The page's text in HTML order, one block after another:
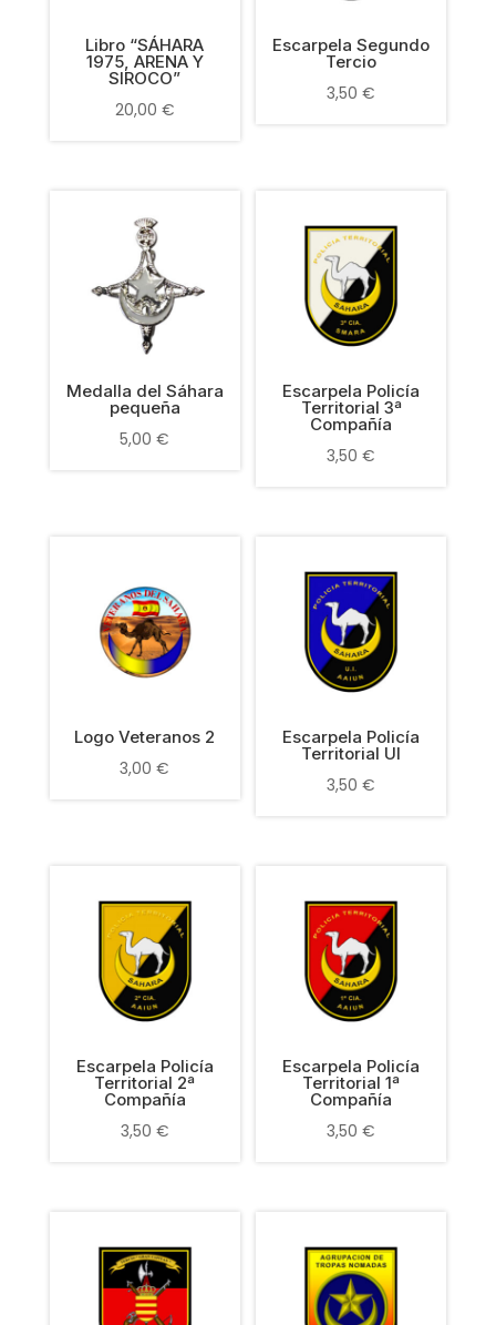
Libro “SÁHARA
1975, ARENA Y
SIROCO”
20,00 €
Escarpela Segundo
Tercio
3,50€
Medalla del Sáhara
pequeña
5,00€
Escarpela Policía
Territorial 3ª
Compañía
3,50€
Logo Veteranos 2
3,00€
Escarpela Policía
Territorial UI
3,50€
Escarpela Policía
Territorial 2ª
Compañía
3,50 €
Escarpela Policía
Territorial 1ª
Compañía
3,50€